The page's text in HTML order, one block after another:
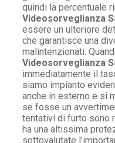
quindi la percentuale
Videosorveglianza
essere un ulteriore
che garantisce una
malintenzionati.
Videosorveglianza
immediatamente il
siamo impianto
anche in esterno e si
se fosse un
tentativi di furto sono
ha una altissima
sottovalutate